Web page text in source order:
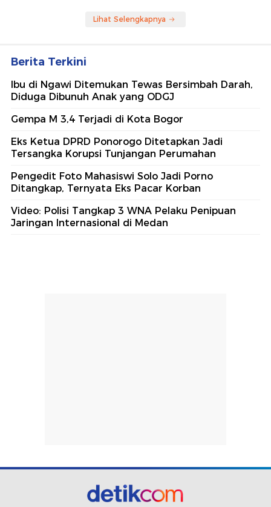
Lihat Selengkapnya
Berita Terkini
Ibu di Ngawi Ditemukan Tewas Bersimbah Darah,
Diduga Dibunuh Anak yang ODGJ
Gempa M 3,4 Terjadi di Kota Bogor
Eks Ketua DPRD Ponorogo Ditetapkan Jadi
Tersangka Korupsi Tunjangan Perumahan
Pengedit Foto Mahasiswi Solo Jadi Porno
Ditangkap, Ternyata Eks Pacar Korban
Video: Polisi Tangkap 3 WNA Pelaku Penipuan
Jaringan Internasional di Medan